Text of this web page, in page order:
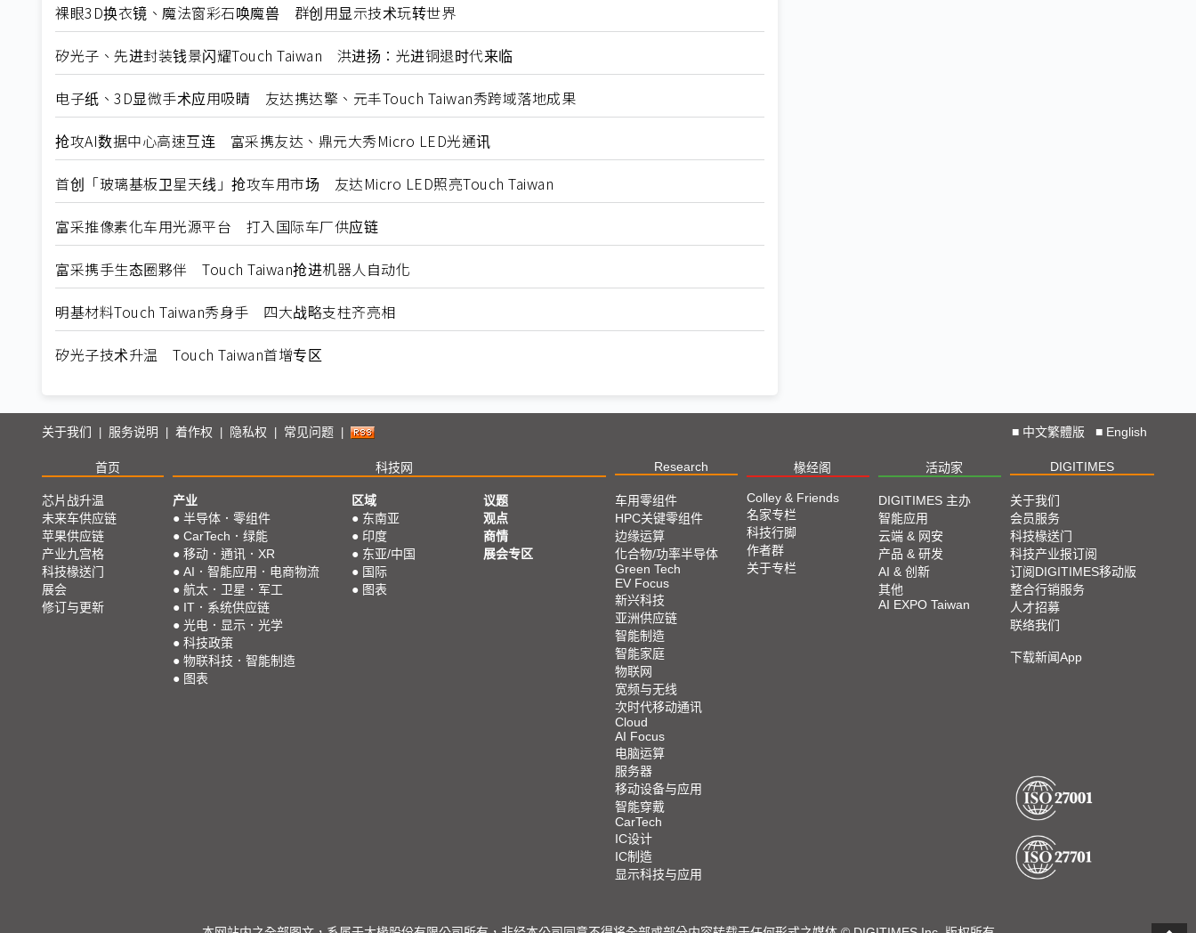
裸眼3D换衣镜、魔法窗彩石唤魔兽 群创用显示技术玩转世界
矽光子、先进封装钱景闪耀Touch Taiwan 洪进扬：光进铜退时代来临
电子纸、3D显微手术应用吸睛 友达携达擎、元丰Touch Taiwan秀跨域落地成果
抢攻AI数据中心高速互连 富采携友达、鼎元大秀Micro LED光通讯
首创「玻璃基板卫星天线」抢攻车用市场 友达Micro LED照亮Touch Taiwan
富采推像素化车用光源平台 打入国际车厂供应链
富采携手生态圈夥伴 Touch Taiwan抢进机器人自动化
明基材料Touch Taiwan秀身手 四大战略支柱齐亮相
矽光子技术升温 Touch Taiwan首增专区
2024 SEMICON TAIWAN展会精选
Straight from COMPUTEX 2024
2024 COMPUTEX TAIPEI 展会直击
2023 TPCA Show Taipei 展会精选
2023台北国际电脑展COMPUTEX TAIPEI 展会精
关于我们 服务说明 着作权 隐私权 常见问题 ■ 中文繁體版 ■ English
首页 科技网 Research 椽经阁 活动家 DIGITIMES
芯片战升温
未来车供应链
苹果供应链
产业九宫格
科技椽送门
展会
修订与更新
产业
● 半导体．零组件
● CarTech．绿能
● 移动．通讯．XR
● AI．智能应用．电商物流
● 航太．卫星．军工
● IT．系统供应链
● 光电．显示．光学
● 科技政策
● 物联科技．智能制造
● 图表
区域
● 东南亚
● 印度
● 东亚/中国
● 国际
● 图表
议题
观点
商情
展会专区
车用零组件
HPC关键零组件
边缘运算
化合物/功率半导体
Green Tech
EV Focus
新兴科技
亚洲供应链
智能制造
智能家庭
物联网
宽频与无线
次时代移动通讯
Cloud
AI Focus
电脑运算
服务器
移动设备与应用
智能穿戴
CarTech
IC设计
IC制造
显示科技与应用
Colley & Friends
名家专栏
科技行脚
作者群
关于专栏
DIGITIMES 主办
智能应用
云端 & 网安
产品 & 研发
AI & 创新
其他
AI EXPO Taiwan
关于我们
会员服务
科技椽送门
科技产业报订阅
订阅DIGITIMES移动版
整合行销服务
人才招募
联络我们
下载新闻App